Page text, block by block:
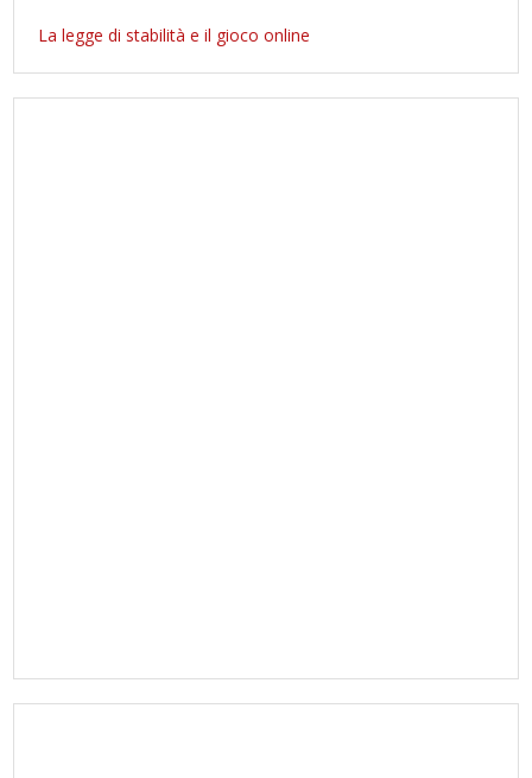
La legge di stabilità e il gioco online